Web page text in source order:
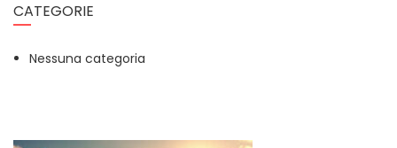
CATEGORIE
Nessuna categoria